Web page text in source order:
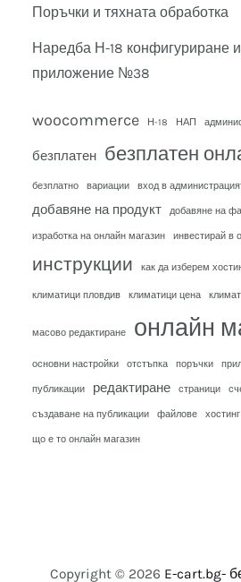
Поръчки и тяхната обработка
Наредба Н-18 конфигуриране
приложение №38
woocommerce Н-18 НАП
безплатен безплатен
безплатно вариации вход в
добавяне на продукт
добавяне на
изработка на онлайн магазин инвестирай в
инструкции как да изберем
климатици пловдив климатици цена
масово редактиране онлайн
основни настройки отстъпка поръчки
публикации редактиране страници
създаване на публикации файлове хостинг
що е то онлайн магазин
Copyright © 2026 E-cart.bg-